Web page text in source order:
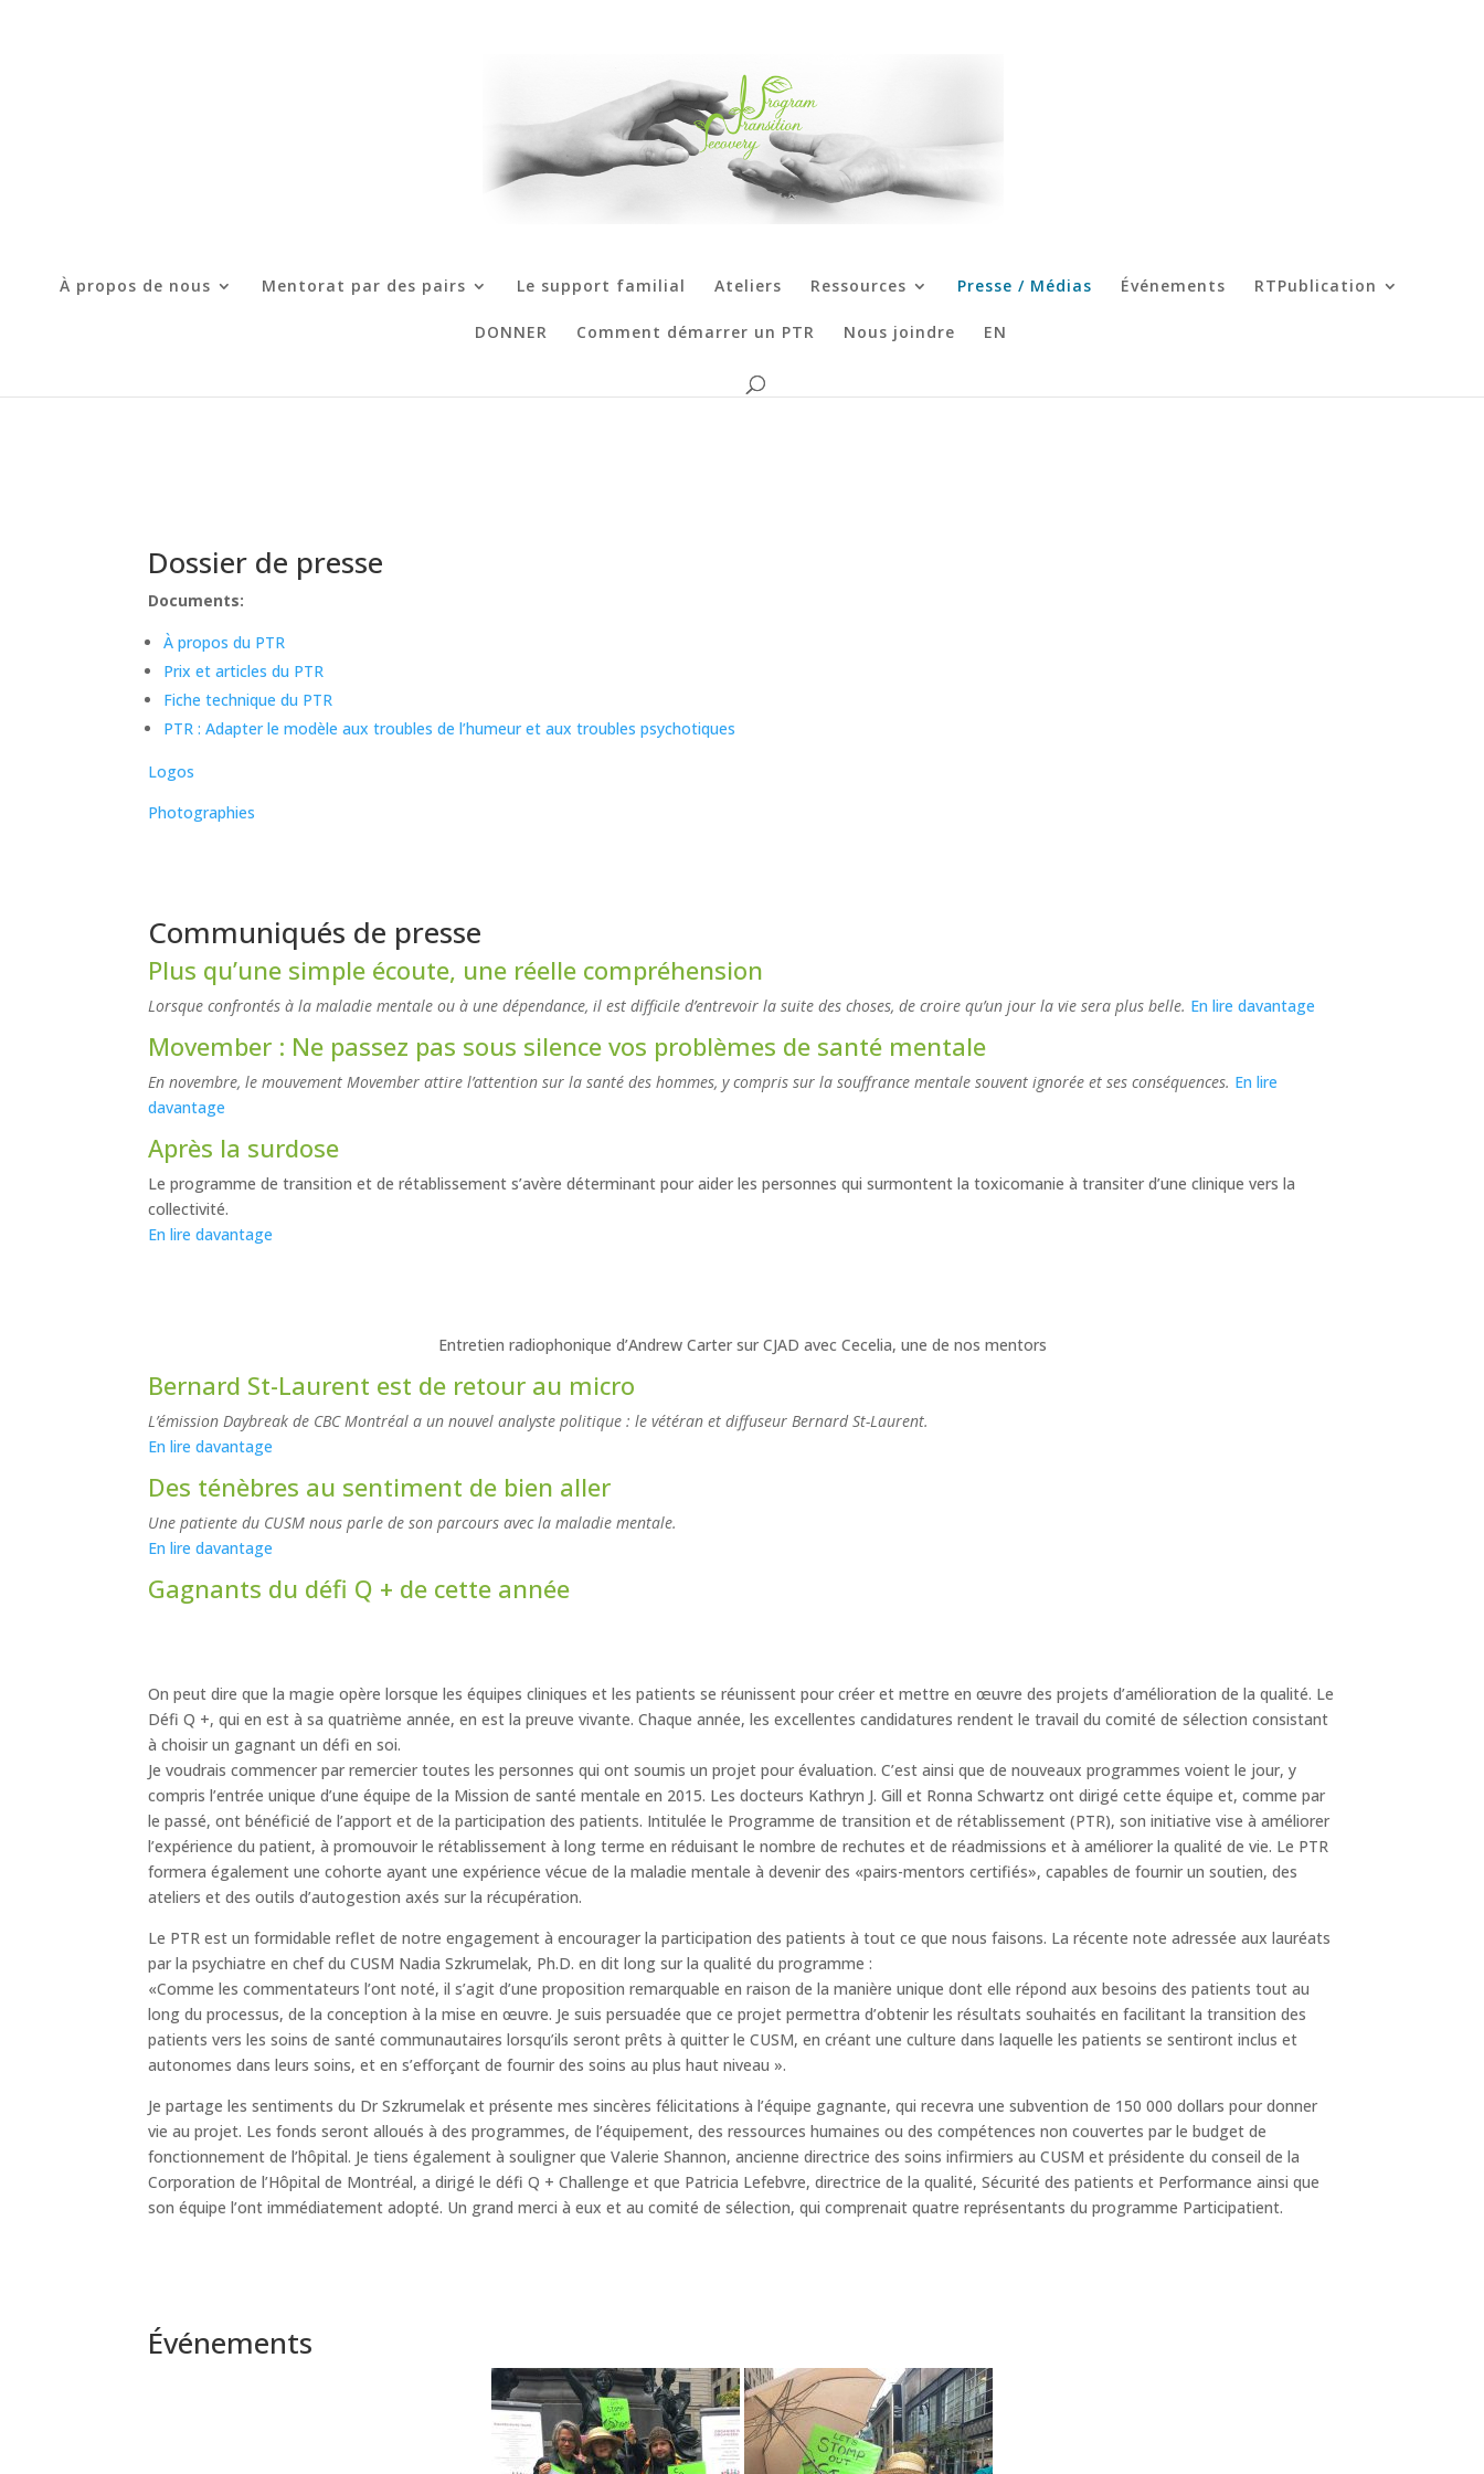
À propos de nous Mentorat par des pairs Le support familial Ateliers Ressources Presse / Médias Événements RTPublication
DONNER Comment démarrer un PTR Nous joindre EN
Dossier de presse
Documents:
À propos du PTR
Prix et articles du PTR
Fiche technique du PTR
PTR : Adapter le modèle aux troubles de l’humeur et aux troubles psychotiques
Logos
Photographies
Communiqués de presse
Plus qu’une simple écoute, une réelle compréhension
Lorsque confrontés à la maladie mentale ou à une dépendance, il est difficile d’entrevoir la suite des choses, de croire qu’un jour la vie sera plus belle. En lire davantage
Movember : Ne passez pas sous silence vos problèmes de santé mentale
En novembre, le mouvement Movember attire l’attention sur la santé des hommes, y compris sur la souffrance mentale souvent ignorée et ses conséquences. En lire
davantage
Après la surdose
Le programme de transition et de rétablissement s’avère déterminant pour aider les personnes qui surmontent la toxicomanie à transiter d’une clinique vers la
collectivité.
En lire davantage
Entretien radiophonique d’Andrew Carter sur CJAD avec Cecelia, une de nos mentors
Bernard St-Laurent est de retour au micro
L’émission Daybreak de CBC Montréal a un nouvel analyste politique : le vétéran et diffuseur Bernard St-Laurent.
En lire davantage
Des ténèbres au sentiment de bien aller
Une patiente du CUSM nous parle de son parcours avec la maladie mentale.
En lire davantage
Gagnants du défi Q + de cette année
On peut dire que la magie opère lorsque les équipes cliniques et les patients se réunissent pour créer et mettre en œuvre des projets d’amélioration de la qualité. Le
Défi Q +, qui en est à sa quatrième année, en est la preuve vivante. Chaque année, les excellentes candidatures rendent le travail du comité de sélection consistant
à choisir un gagnant un défi en soi.
Je voudrais commencer par remercier toutes les personnes qui ont soumis un projet pour évaluation. C’est ainsi que de nouveaux programmes voient le jour, y
compris l’entrée unique d’une équipe de la Mission de santé mentale en 2015. Les docteurs Kathryn J. Gill et Ronna Schwartz ont dirigé cette équipe et, comme par
le passé, ont bénéficié de l’apport et de la participation des patients. Intitulée le Programme de transition et de rétablissement (PTR), son initiative vise à améliorer
l’expérience du patient, à promouvoir le rétablissement à long terme en réduisant le nombre de rechutes et de réadmissions et à améliorer la qualité de vie. Le PTR
formera également une cohorte ayant une expérience vécue de la maladie mentale à devenir des «pairs-mentors certifiés», capables de fournir un soutien, des
ateliers et des outils d’autogestion axés sur la récupération.
Le PTR est un formidable reflet de notre engagement à encourager la participation des patients à tout ce que nous faisons. La récente note adressée aux lauréats
par la psychiatre en chef du CUSM Nadia Szkrumelak, Ph.D. en dit long sur la qualité du programme :
«Comme les commentateurs l’ont noté, il s’agit d’une proposition remarquable en raison de la manière unique dont elle répond aux besoins des patients tout au
long du processus, de la conception à la mise en œuvre. Je suis persuadée que ce projet permettra d’obtenir les résultats souhaités en facilitant la transition des
patients vers les soins de santé communautaires lorsqu’ils seront prêts à quitter le CUSM, en créant une culture dans laquelle les patients se sentiront inclus et
autonomes dans leurs soins, et en s’efforçant de fournir des soins au plus haut niveau ».
Je partage les sentiments du Dr Szkrumelak et présente mes sincères félicitations à l’équipe gagnante, qui recevra une subvention de 150 000 dollars pour donner
vie au projet. Les fonds seront alloués à des programmes, de l’équipement, des ressources humaines ou des compétences non couvertes par le budget de
fonctionnement de l’hôpital. Je tiens également à souligner que Valerie Shannon, ancienne directrice des soins infirmiers au CUSM et présidente du conseil de la
Corporation de l’Hôpital de Montréal, a dirigé le défi Q + Challenge et que Patricia Lefebvre, directrice de la qualité, Sécurité des patients et Performance ainsi que
son équipe l’ont immédiatement adopté. Un grand merci à eux et au comité de sélection, qui comprenait quatre représentants du programme Participatient.
Événements